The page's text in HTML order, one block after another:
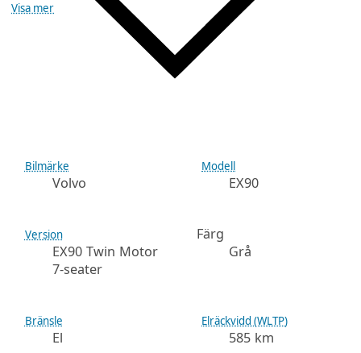
Visa mer
Bilmärke
Volvo
Modell
EX90
Version
EX90 Twin Motor
7-seater
Färg
Grå
Bränsle
El
Elräckvidd (WLTP)
585 km